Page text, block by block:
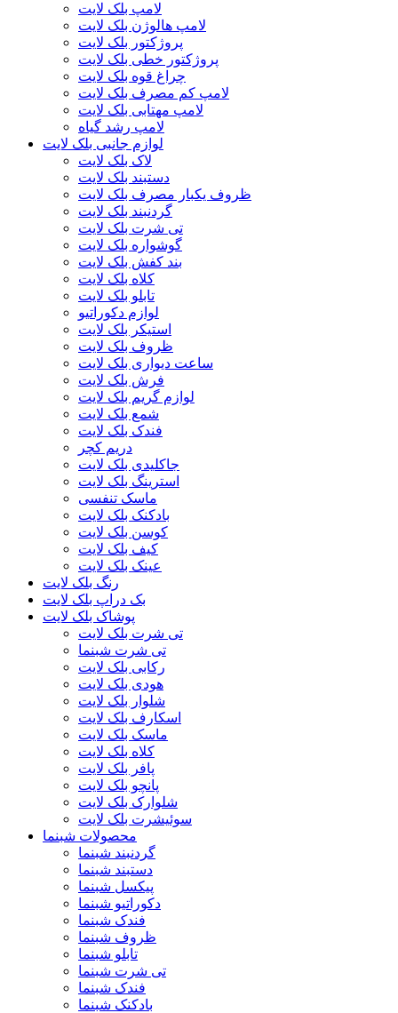
لامپ بلک لایت
لامپ هالوژن بلک لایت
پروژکتور بلک لایت
پروژکتور خطی بلک لایت
چراغ قوه بلک لایت
لامپ کم مصرف بلک لایت
لامپ مهتابی بلک لایت
لامپ رشد گیاه
لوازم جانبی بلک لایت
لاک بلک لایت
دستبند بلک لایت
ظروف یکبار مصرف بلک لایت
گردنبند بلک لایت
تی شرت بلک لایت
گوشواره بلک لایت
بند کفش بلک لایت
کلاه بلک لایت
تابلو بلک لایت
لوازم دکوراتیو
استیکر بلک لایت
ظروف بلک لایت
ساعت دیواری بلک لایت
فرش بلک لایت
لوازم گریم بلک لایت
شمع بلک لایت
فندک بلک لایت
دریم کچر
جاکلیدی بلک لایت
استرینگ بلک لایت
ماسک تنفسی
بادکنک بلک لایت
کوسن بلک لایت
کیف بلک لایت
عینک بلک لایت
رنگ بلک لایت
بک دراپ بلک لایت
پوشاک بلک لایت
تی شرت بلک لایت
تی شرت شبنما
رکابی بلک لایت
هودی بلک لایت
شلوار بلک لایت
اسکارف بلک لایت
ماسک بلک لایت
کلاه بلک لایت
پافر بلک لایت
پانچو بلک لایت
شلوارک بلک لایت
سوئیشرت بلک لایت
محصولات شبنما
گردنبند شبنما
دستبند شبنما
پیکسل شبنما
دکوراتیو شبنما
فندک شبنما
ظروف شبنما
تابلو شبنما
تی شرت شبنما
فندک شبنما
بادکنک شبنما